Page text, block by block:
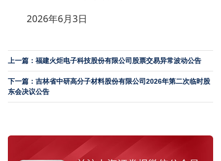
2026年6月3日
上一篇：福建火炬电子科技股份有限公司股票交易异常波动公告
下一篇：吉林省中研高分子材料股份有限公司2026年第二次临时股
东会决议公告